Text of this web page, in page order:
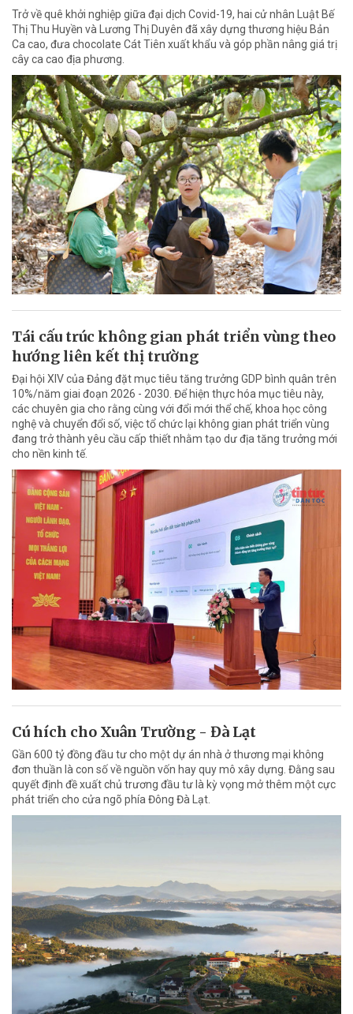
Trở về quê khởi nghiệp giữa đại dịch Covid-19, hai cử nhân Luật Bế
Thị Thu Huyền và Lương Thị Duyên đã xây dựng thương hiệu Bản
Ca cao, đưa chocolate Cát Tiên xuất khẩu và góp phần nâng giá trị
cây ca cao địa phương.
Tái cấu trúc không gian phát triển vùng theo
hướng liên kết thị trường
Đại hội XIV của Đảng đặt mục tiêu tăng trưởng GDP bình quân trên
10%/năm giai đoạn 2026 - 2030. Để hiện thực hóa mục tiêu này,
các chuyên gia cho rằng cùng với đổi mới thể chế, khoa học công
nghệ và chuyển đổi số, việc tổ chức lại không gian phát triển vùng
đang trở thành yêu cầu cấp thiết nhằm tạo dư địa tăng trưởng mới
cho nền kinh tế.
Cú hích cho Xuân Trường - Đà Lạt
Gần 600 tỷ đồng đầu tư cho một dự án nhà ở thương mại không
đơn thuần là con số về nguồn vốn hay quy mô xây dựng. Đằng sau
quyết định đề xuất chủ trương đầu tư là kỳ vọng mở thêm một cực
phát triển cho cửa ngõ phía Đông Đà Lạt.